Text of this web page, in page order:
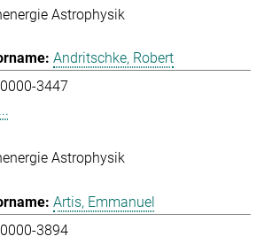
Astrophysik
Andritschke, Robert
3447
Astrophysik
Artis, Emmanuel
3894